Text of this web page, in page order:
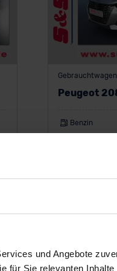
und Angebote
für Sie relevanten
Gebrauchtwagen
Peugeot
Benzin
Finanzierung